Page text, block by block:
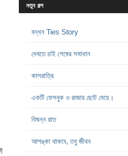
নতুন গল্প
বন্ধন Ties Story
দেখতে চাই শেষের সমাধান
কালরাত্রি
একটি ফেসবুক ও রাজার ছোট মেয়ে।
বিষন্ন রাত
আশঙ্কা থাকবে, তবু জীবন